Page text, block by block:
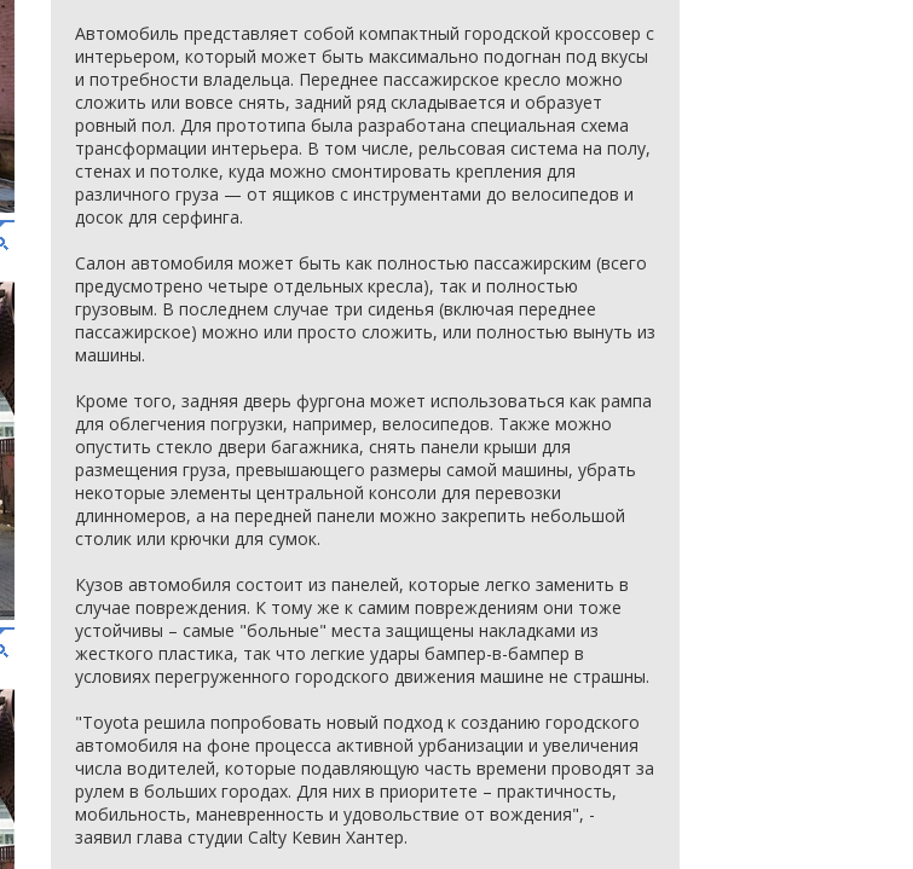
Автомобиль представляет собой компактный городской кроссовер с
интерьером, который может быть максимально подогнан под вкусы
и потребности владельца. Переднее пассажирское кресло можно
сложить или вовсе снять, задний ряд складывается и образует
ровный пол. Для прототипа была разработана специальная схема
трансформации интерьера. В том числе, рельсовая система на полу,
стенах и потолке, куда можно смонтировать крепления для
различного груза — от ящиков с инструментами до велосипедов и
досок для серфинга.
Салон автомобиля может быть как полностью пассажирским (всего
предусмотрено четыре отдельных кресла), так и полностью
грузовым. В последнем случае три сиденья (включая переднее
пассажирское) можно или просто сложить, или полностью вынуть из
машины.
Кроме того, задняя дверь фургона может использоваться как рампа
для облегчения погрузки, например, велосипедов. Также можно
опустить стекло двери багажника, снять панели крыши для
размещения груза, превышающего размеры самой машины, убрать
некоторые элементы центральной консоли для перевозки
длинномеров, а на передней панели можно закрепить небольшой
столик или крючки для сумок.
Кузов автомобиля состоит из панелей, которые легко заменить в
случае повреждения. К тому же к самим повреждениям они тоже
устойчивы – самые "больные" места защищены накладками из
жесткого пластика, так что легкие удары бампер-в-бампер в
условиях перегруженного городского движения машине не страшны.
"Toyota решила попробовать новый подход к созданию городского
автомобиля на фоне процесса активной урбанизации и увеличения
числа водителей, которые подавляющую часть времени проводят за
рулем в больших городах. Для них в приоритете – практичность,
мобильность, маневренность и удовольствие от вождения", -
заявил глава студии Calty Кевин Хантер.